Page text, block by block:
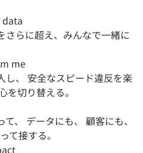
data
さらに超え、みんなで一緒に
me
し、 安全なスピード違反を楽
を切り替える。
、 データにも、 顧客にも、
て接する。